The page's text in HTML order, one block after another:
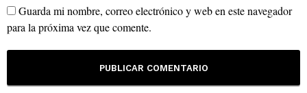
Guarda mi nombre, correo electrónico y web en este navegador
para la próxima vez que comente.